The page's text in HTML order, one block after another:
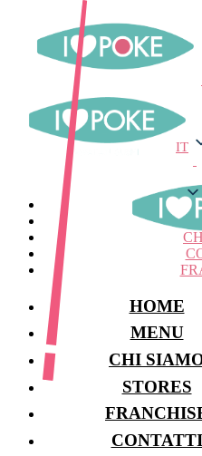
IT
HOME
MENU
CHI
STORES
CONTATTI